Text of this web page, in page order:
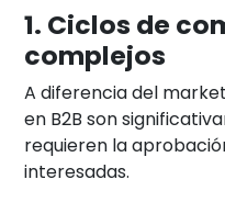
1. Ciclos de
complejos
A diferencia del
en B2B son
requieren la
interesadas.